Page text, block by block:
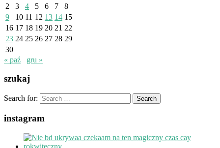
2
3 4 5 6 7
8
9
10 11 12 13 14 15
16 17 18 19 20 21 22
23 24 25 26 27 28 29
30
« paź
gru »
szukaj
Search for:
instagram